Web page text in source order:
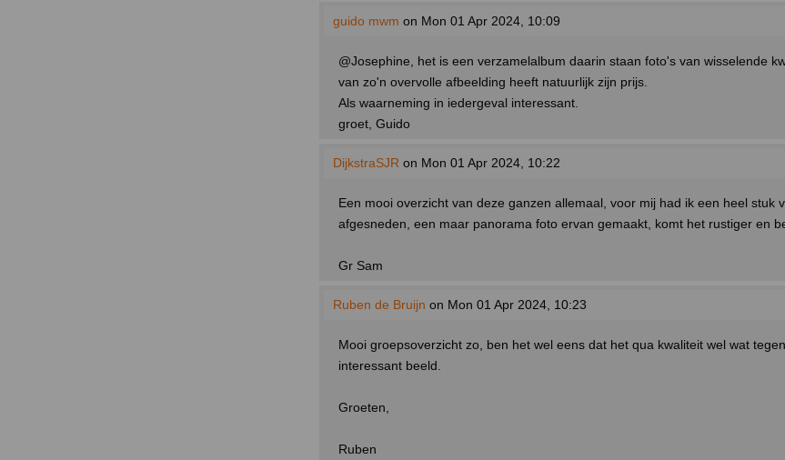
guido mwm on Mon 01 Apr 2024, 10:09
@Josephine, het is een verzamelalbum daarin staan foto's van wisselende
van zo'n overvolle afbeelding heeft natuurlijk zijn prijs.
Als waarneming in iedergeval interessant.
groet, Guido
DijkstraSJR on Mon 01 Apr 2024, 10:22
Een mooi overzicht van deze ganzen allemaal, voor mij had ik een heel stuk
afgesneden, een maar panorama foto ervan gemaakt, komt het rustiger en
Gr Sam
Ruben de Bruijn on Mon 01 Apr 2024, 10:23
Mooi groepsoverzicht zo, ben het wel eens dat het qua kwaliteit wel wat
interessant beeld.
Groeten,
Ruben